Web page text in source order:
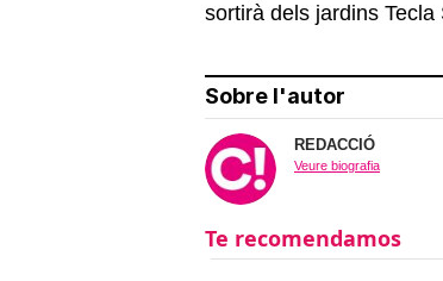
sortirà dels jardins Tecla
Sobre l'autor
REDACCIÓ
Veure biografia